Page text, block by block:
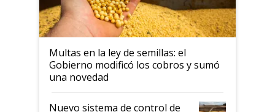
Multas en la ley de semillas: el
Gobierno modificó los cobros y sumó
una novedad
Nuevo sistema de control de